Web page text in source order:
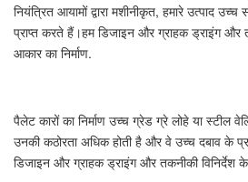
नियंत्रित आयामों द्वारा मशीनीकृत, हमारे उत्पाद
प्राप्त करते हैं।हम डिजाइन और ग्राहक ड्राइंग और
आकार का निर्माण.
पैलेट कारों का निर्माण उच्च ग्रेड ग्रे लोहे या स्टील
उनकी कठोरता अधिक होती है और वे उच्च दबाव के
डिजाइन और ग्राहक ड्राइंग और तकनीकी विनिर्देश के